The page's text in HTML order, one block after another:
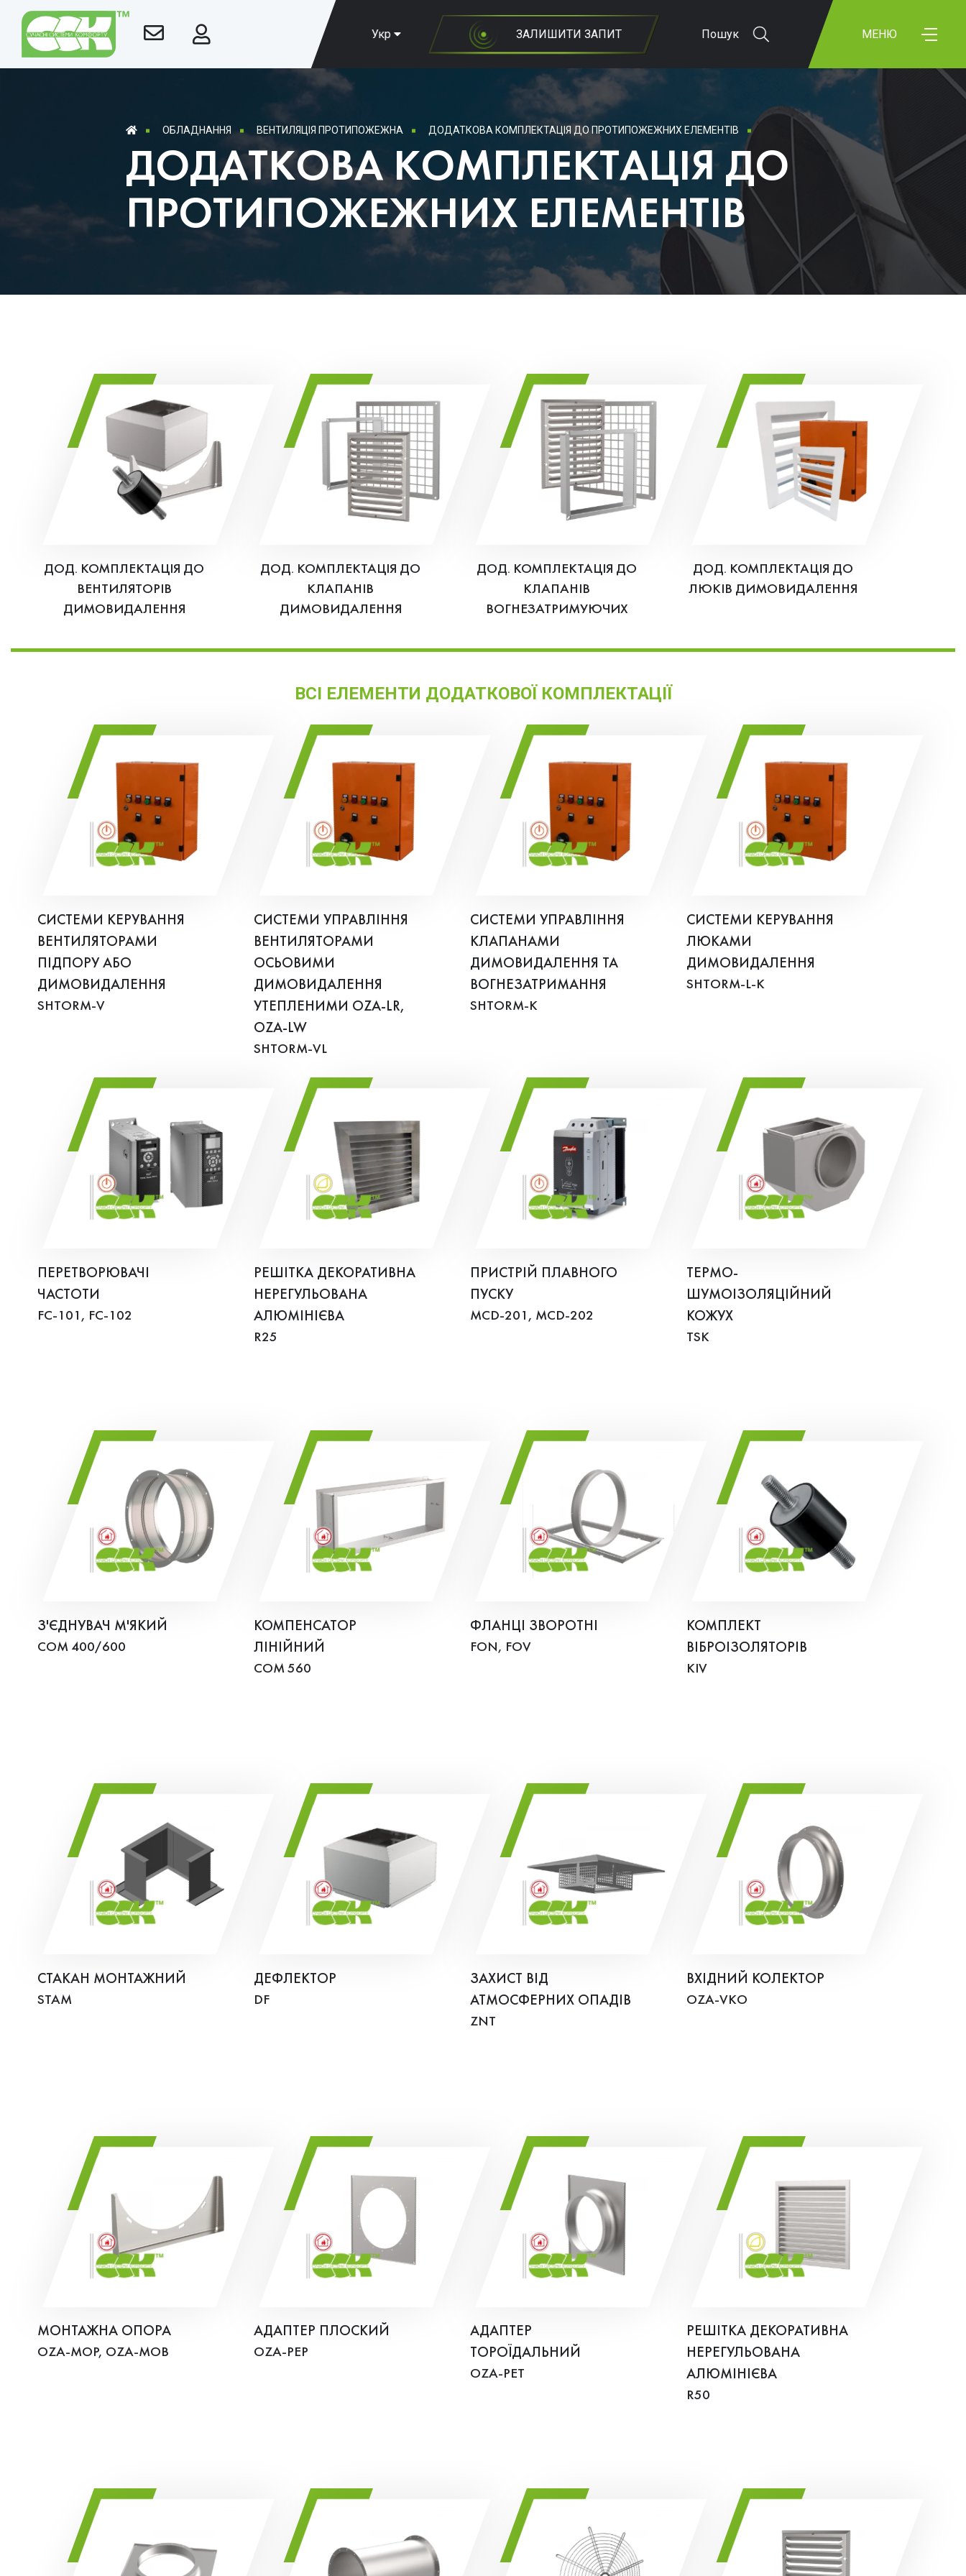
Укр ЗАЛИШИТИ ЗАПИТ Пошук МЕНЮ
ОБЛАДНАННЯ ВЕНТИЛЯЦІЯ ПРОТИПОЖЕЖНА ДОДАТКОВА КОМПЛЕКТАЦІЯ ДО ПРОТИПОЖЕЖНИХ ЕЛЕМЕНТІВ
ДОДАТКОВА КОМПЛЕКТАЦІЯ ДО
ПРОТИПОЖЕЖНИХ ЕЛЕМЕНТІВ
ДОД. КОМПЛЕКТАЦІЯ ДО
ВЕНТИЛЯТОРІВ
ДИМОВИДАЛЕННЯ
ДОД. КОМПЛЕКТАЦІЯ ДО
КЛАПАНІВ
ДИМОВИДАЛЕННЯ
ДОД. КОМПЛЕКТАЦІЯ ДО
КЛАПАНІВ
ВОГНЕЗАТРИМУЮЧИХ
ДОД. КОМПЛЕКТАЦІЯ ДО
ЛЮКІВ ДИМОВИДАЛЕННЯ
ВСІ ЕЛЕМЕНТИ ДОДАТКОВОЇ КОМПЛЕКТАЦІЇ
СИСТЕМИ КЕРУВАННЯ
ВЕНТИЛЯТОРАМИ
ПІДПОРУ АБО
ДИМОВИДАЛЕННЯ
SHTORM-V
СИСТЕМИ УПРАВЛІННЯ
ВЕНТИЛЯТОРАМИ
ОСЬОВИМИ
ДИМОВИДАЛЕННЯ
УТЕПЛЕНИМИ OZA-LR,
OZA-LW
SHTORM-VL
СИСТЕМИ УПРАВЛІННЯ
КЛАПАНАМИ
ДИМОВИДАЛЕННЯ ТА
ВОГНЕЗАТРИМАННЯ
SHTORM-К
СИСТЕМИ КЕРУВАННЯ
ЛЮКАМИ
ДИМОВИДАЛЕННЯ
SHTORM-L-K
ПЕРЕТВОРЮВАЧІ
ЧАСТОТИ
FC-101, FC-102
РЕШІТКА ДЕКОРАТИВНА
НЕРЕГУЛЬОВАНА
АЛЮМІНІЄВА
R25
ПРИСТРІЙ ПЛАВНОГО
ПУСКУ
MCD-201, MCD-202
ТЕРМО-
ШУМОІЗОЛЯЦІЙНИЙ
КОЖУХ
TSK
З'ЄДНУВАЧ М'ЯКИЙ
COM 400/600
КОМПЕНСАТОР
ЛІНІЙНИЙ
COM 560
ФЛАНЦІ ЗВОРОТНІ
FON, FOV
КОМПЛЕКТ
ВІБРОІЗОЛЯТОРІВ
KIV
СТАКАН МОНТАЖНИЙ
STAM
ДЕФЛЕКТОР
DF
ЗАХИСТ ВІД
АТМОСФЕРНИХ ОПАДІВ
ZNT
ВХІДНИЙ КОЛЕКТОР
OZA-VKO
МОНТАЖНА ОПОРА
OZA-MOP, OZA-MOB
АДАПТЕР ПЛОСКИЙ
OZA-PEP
АДАПТЕР
ТОРОЇДАЛЬНИЙ
OZA-PET
РЕШІТКА ДЕКОРАТИВНА
НЕРЕГУЛЬОВАНА
АЛЮМІНІЄВА
R50